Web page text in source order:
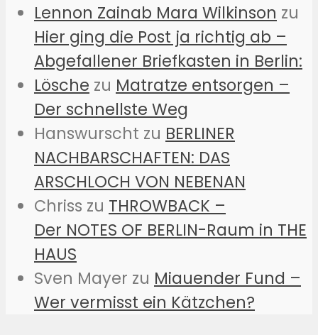
Lennon Zainab Mara Wilkinson zu
Hier ging die Post ja richtig ab –
Abgefallener Briefkasten in Berlin:
Lösche zu Matratze entsorgen –
Der schnellste Weg
Hanswurscht zu BERLINER
NACHBARSCHAFTEN: DAS
ARSCHLOCH VON NEBENAN
Chriss zu THROWBACK –
Der NOTES OF BERLIN-Raum in THE
HAUS
Sven Mayer zu Miauender Fund –
Wer vermisst ein Kätzchen?